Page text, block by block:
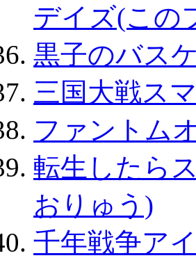
デイズ(この
黒子のバス
三国大戦ス
ファントム
転生したら
おりゅう)
千年戦争ア